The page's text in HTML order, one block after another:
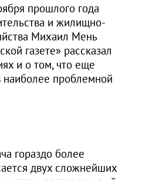
прошлого года
и жилищно-
Михаил Мень
газете» рассказал
и о том, что еще
наиболее проблемной
гораздо более
двух сложнейших